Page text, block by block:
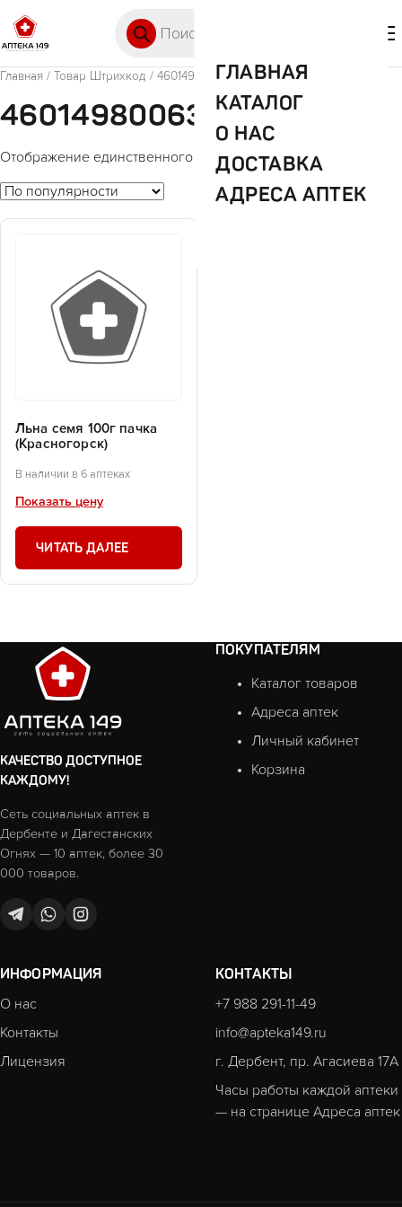
ГЛАВНАЯ
КАТАЛОГ
О НАС
ДОСТАВКА
АДРЕСА АПТЕК
Главная / Товар Штрихкод / 4601498006374
4601498006374
Отображение единственного товара
Льна семя 100г пачка
(Красногорск)
В наличии в 6 аптеках
Показать цену
ЧИТАТЬ ДАЛЕЕ
КАЧЕСТВО ДОСТУПНОЕ
КАЖДОМУ!
Сеть социальных аптек в
Дербенте и Дагестанских
Огнях — 10 аптек, более 30
000 товаров.
ПОКУПАТЕЛЯМ
Каталог товаров
Адреса аптек
Личный кабинет
Корзина
ИНФОРМАЦИЯ
О нас
Контакты
Лицензия
КОНТАКТЫ
+7 988 291-11-49
info@apteka149.ru
г. Дербент, пр. Агасиева 17А
Часы работы каждой аптеки
— на странице Адреса аптек